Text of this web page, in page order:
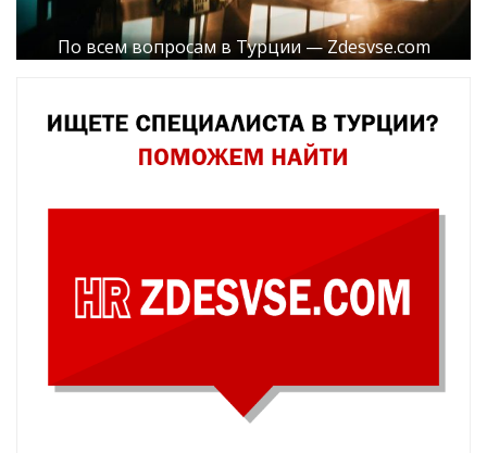
По всем вопросам в Турции — Zdesvse.com